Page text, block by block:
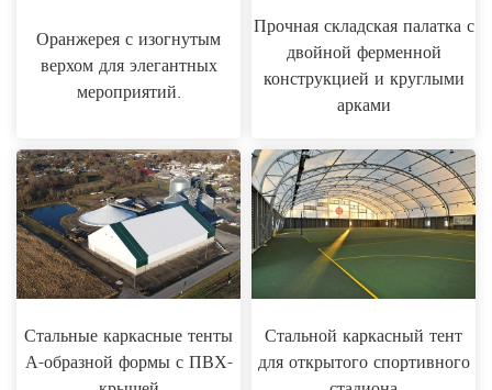
Оранжерея с изогнутым
верхом для элегантных
мероприятий.
Прочная складская палатка с
двойной ферменной
конструкцией и круглыми
арками
Стальные каркасные тенты
А-образной формы с ПВХ-
Стальной каркасный тент
для открытого спортивного